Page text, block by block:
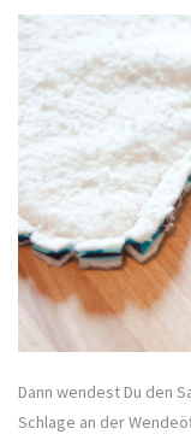
Dann wendest Du den
Schlage an der